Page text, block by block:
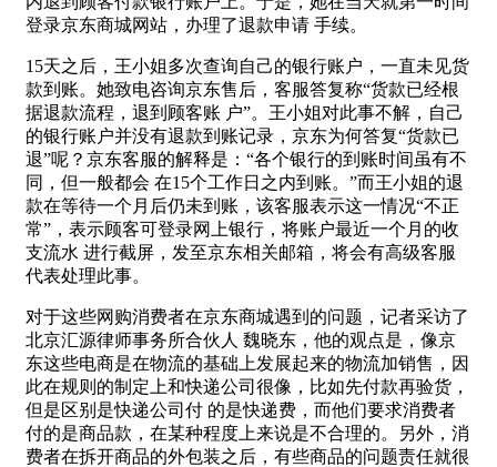
登录京东商城网站，办理了退款申请 手续。
15天之后，王小姐多次查询自己的银行账户，一直未见货
款到账。她致电咨询京东售后，客服答复称“货款已经根
据退款流程，退到顾客账 户”。王小姐对此事不解，自己
的银行账户并没有退款到账记录，京东为何答复“货款已
退”呢？京东客服的解释是：“各个银行的到账时间虽有不
同，但一般都会 在15个工作日之内到账。”而王小姐的退
款在等待一个月后仍未到账，该客服表示这一情况“不正
常”，表示顾客可登录网上银行，将账户最近一个月的收
支流水 进行截屏，发至京东相关邮箱，将会有高级客服
代表处理此事。
对于这些网购消费者在京东商城遇到的问题，记者采访了
北京汇源律师事务所合伙人 魏晓东，他的观点是，像京
东这些电商是在物流的基础上发展起来的物流加销售，因
此在规则的制定上和快递公司很像，比如先付款再验货，
但是区别是快递公司付 的是快递费，而他们要求消费者
付的是商品款，在某种程度上来说是不合理的。另外，消
费者在拆开商品的外包装之后，有些商品的问题责任就很